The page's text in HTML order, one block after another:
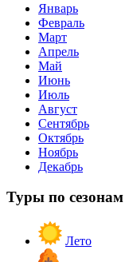
Январь
Февраль
Март
Апрель
Май
Июнь
Июль
Август
Сентябрь
Октябрь
Ноябрь
Декабрь
Туры по сезонам
Лето